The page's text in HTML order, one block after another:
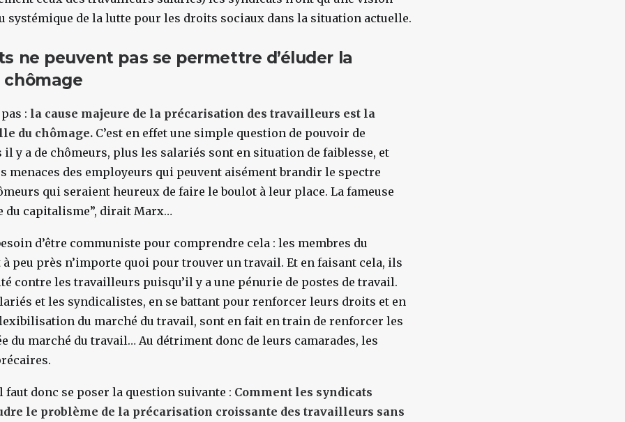
systémique de la lutte pour les droits sociaux dans la situation actuelle.
ne peuvent pas se permettre d’éluder la
: la cause majeure de la précarisation des travailleurs est la
du chômage. C’est en effet une simple question de pouvoir de
y a de chômeurs, plus les salariés sont en situation de faiblesse, et
menaces des employeurs qui peuvent aisément brandir le spectre
qui seraient heureux de faire le boulot à leur place. La fameuse
du capitalisme”, dirait Marx…
d’être communiste pour comprendre cela : les membres du
peu près n’importe quoi pour trouver un travail. Et en faisant cela, ils
contre les travailleurs puisqu’il y a une pénurie de postes de travail.
et les syndicalistes, en se battant pour renforcer leurs droits et en
du marché du travail, sont en fait en train de renforcer les
du marché du travail… Au détriment donc de leurs camarades, les
donc se poser la question suivante : Comment les syndicats
le problème de la précarisation croissante des travailleurs sans